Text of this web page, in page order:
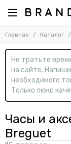
Назад
Бренды
Смотреть все
0-9
13DE Marzo
A
Acne Studios
ALAÏA
Главная Каталог
Не тратьте
на сайте.
необходимого
Только люкс
Часы и
Breguet